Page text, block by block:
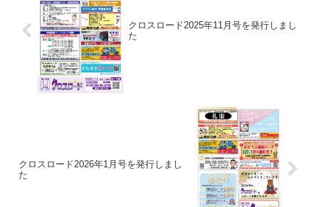
クロスロード2025年11月号を発行しまし
た
クロスロード2026年1月号を発行しまし
た